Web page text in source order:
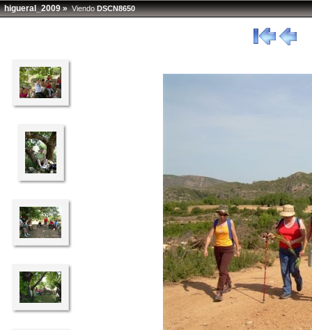
higueral_2009»ViendoDSCN8650